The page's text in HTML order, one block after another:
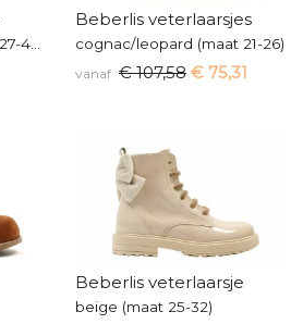
Beberlis veterlaarsjes
cognac/leopard (maat 21-26)
vanaf € 107,58 € 75,31
Beberlis veterlaarsje
beige (maat 25-32)